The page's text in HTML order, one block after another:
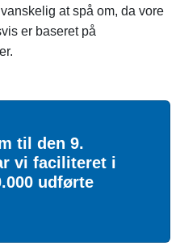
at spå om, da vore
er baseret på
til den 9.
vi faciliteret i
udførte